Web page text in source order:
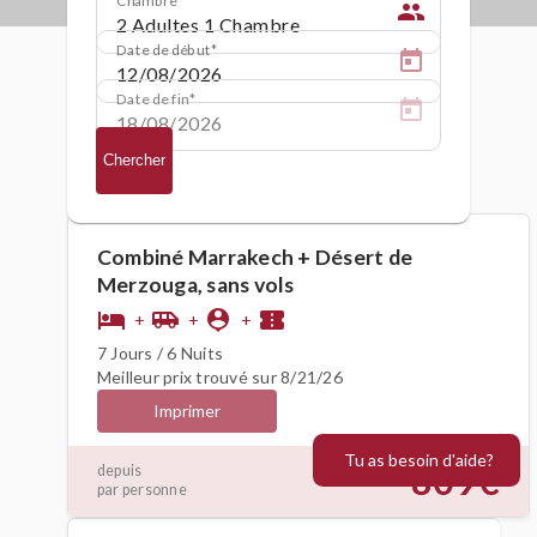
people
Date de début
Date de fin
Chercher
Combiné Marrakech + Désert de
Merzouga, sans vols
hotel + airport_shuttle + person_pin + confirmation_number
7 Jours / 6 Nuits
Meilleur prix trouvé sur 8/21/26
Imprimer
depuis
par personne
809€
Tu as besoin d'aide?